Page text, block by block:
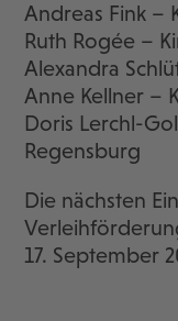
Andreas Fink –
Ruth Rogée –
Alexandra
Anne Kellner –
Doris Lerchl-
Regensburg
Die nächsten
17. September